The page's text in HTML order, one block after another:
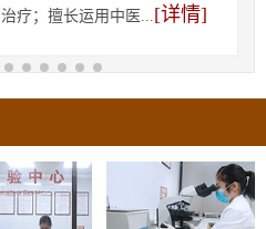
治疗；擅长运用中医...[详情]